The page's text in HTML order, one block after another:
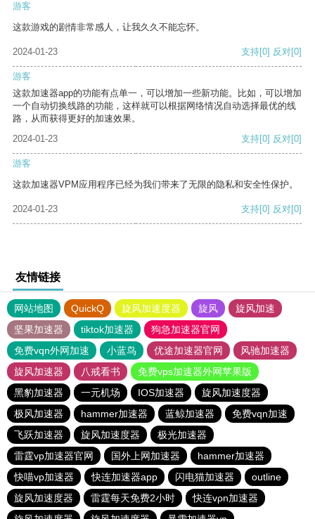
游客
这款游戏的剧情非常感人，让我久久不能忘怀。
2024-01-23 支持[0] 反对[0]
游客
这款加速器app的功能有点单一，可以增加一些新功能。比如，可以增加
一个自动切换线路的功能，这样就可以根据网络情况自动选择最优的线
路，从而获得更好的加速效果。
2024-01-23
支持[0] 反对[0]
游客
这款加速器VPM应用程序已经为我们带来了无限的隐私和安全性保护。
2024-01-23 支持[0] 反对[0]
友情链接
网站地图 QuickQ 旋风加速度器 旋风
旋风加速
坚果加速器
tiktok加速器
狗急加速器官网
免费vqn外网加速
小蓝鸟 优途加速器官网
风驰加速器
旋风加速器
八戒看书
免费vps加速器外网苹果版
黑豹加速器
一元机场 IOS加速器
旋风加速度器
极风加速器
hammer加速器 蓝鲸加速器
免费vqn加速
飞跃加速器
旋风加速度器
极光加速器
雷霆vp加速器官网
国外上网加速器
hammer加速器
快喵vp加速器
快连加速器app 闪电猫加速器
outline
旋风加速度器
雷霆每天免费2小时
快连vρn加速器